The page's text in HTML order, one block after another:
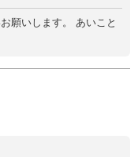
願いします。 あいこと